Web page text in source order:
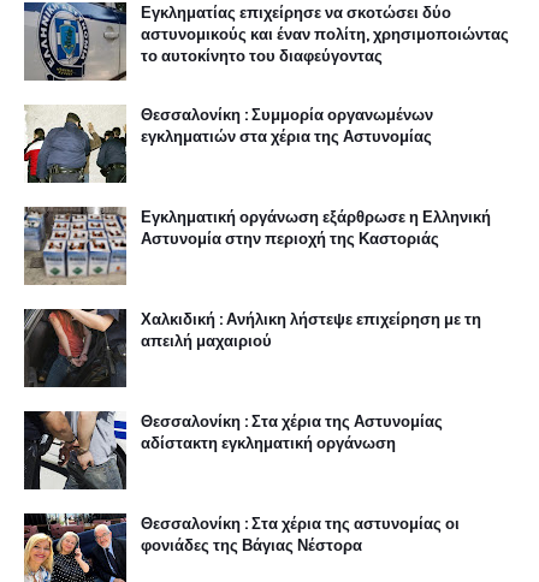
Εγκληματίας επιχείρησε να σκοτώσει δύο
αστυνομικούς και έναν πολίτη, χρησιμοποιώντας
το αυτοκίνητο του διαφεύγοντας
Θεσσαλονίκη : Συμμορία οργανωμένων
εγκληματιών στα χέρια της Αστυνομίας
Εγκληματική οργάνωση εξάρθρωσε η Ελληνική
Αστυνομία στην περιοχή της Καστοριάς
Χαλκιδική : Ανήλικη λήστεψε επιχείρηση με τη
απειλή μαχαιριού
Θεσσαλονίκη : Στα χέρια της Αστυνομίας
αδίστακτη εγκληματική οργάνωση
Θεσσαλονίκη : Στα χέρια της αστυνομίας οι
φονιάδες της Βάγιας Νέστορα